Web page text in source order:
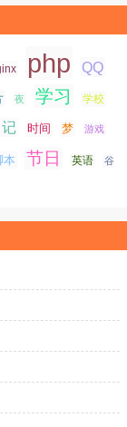
php QQ
夜 学习 学校
记 时间 梦 游戏
本 节日 英语 谷